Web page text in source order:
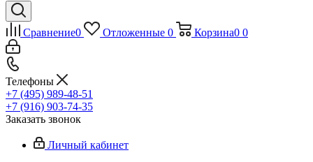
Сравнение0 Отложенные 0 Корзина0 0
Телефоны
+7 (495) 989-48-51
+7 (916) 903-74-35
Заказать звонок
Личный кабинет